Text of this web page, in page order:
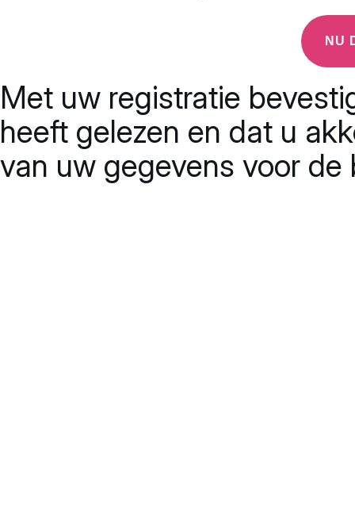
Met uw registratie
heeft gelezen en dat u
van uw gegevens voor